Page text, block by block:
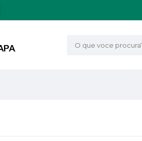
O que voce procura?